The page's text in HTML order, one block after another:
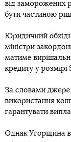
від заморожених
бути частиною
Юридичний
міністри
матиме
кредиту у розмірі
За словами
використання
гарантувати
Однак Угорщина